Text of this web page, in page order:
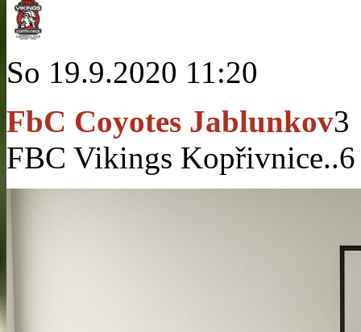
So 19.9.2020 11:20
FbC Coyotes Jablunkov3
FBC Vikings Kopřivnice..6